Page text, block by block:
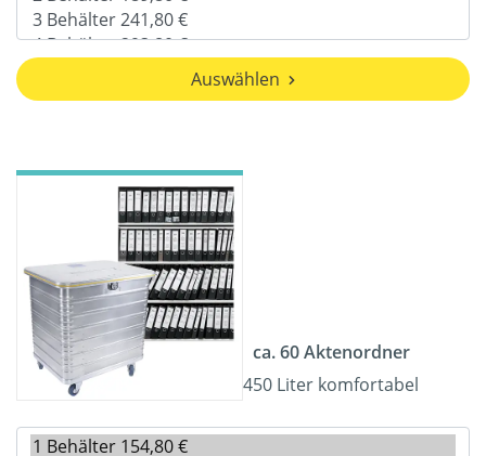
Auswählen
ca. 60 Aktenordner
450 Liter komfortabel